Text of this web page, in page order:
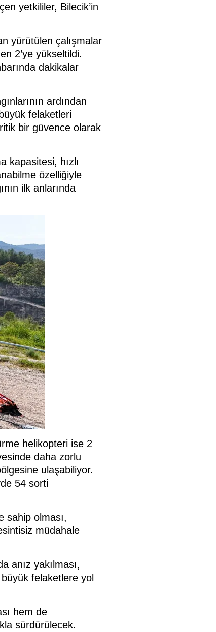
yetkililer, Bilecik’in
yürütülen çalışmalar
2’ye yükseltildi.
dakikalar
ardından
felaketleri
bir güvence olarak
kapasitesi, hızlı
özelliğiyle
ilk anlarında
helikopteri ise 2
daha zorlu
ulaşabiliyor.
54 sorti
sahip olması,
müdahale
anız yakılması,
felaketlere yol
hem de
sürdürülecek.